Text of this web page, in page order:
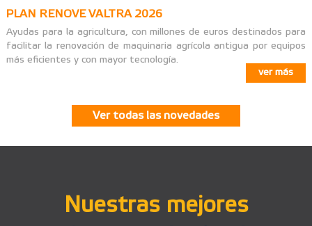
PLAN RENOVE VALTRA 2026
Ayudas para la agricultura, con millones de euros destinados para
facilitar la renovación de maquinaria agrícola antigua por equipos
más eficientes y con mayor tecnología.
ver más
Ver todas las novedades
Nuestras mejores